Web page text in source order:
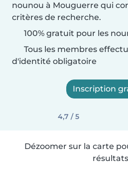
nounou à Mouguerre qui
critères de recherche.
100% gratuit pour les
Tous les membres
d'identité obligatoire
Inscription
4,7 / 5
Dézoomer sur la carte